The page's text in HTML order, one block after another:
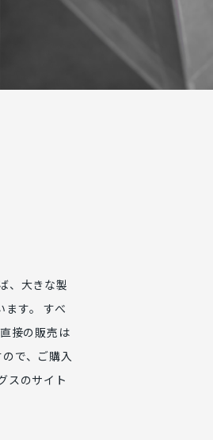
、大きな製
す。 すべ
接の販売は
で、ご購入
スのサイト